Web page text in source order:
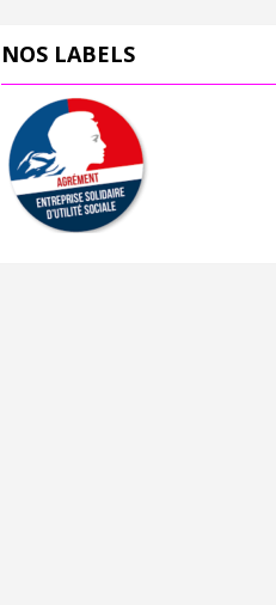
NOS LABELS